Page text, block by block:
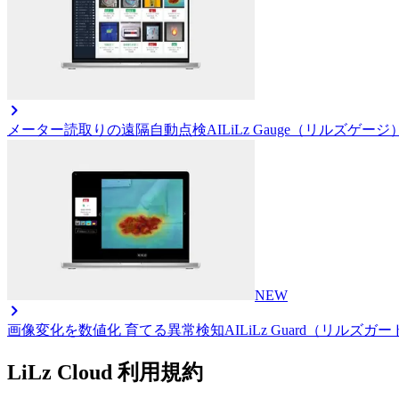
メーター読取りの遠隔自動点検AILiLz Gauge（リルズゲージ）
NEW
画像変化を数値化 育てる異常検知AILiLz Guard（リルズガー
LiLz Cloud 利用規約